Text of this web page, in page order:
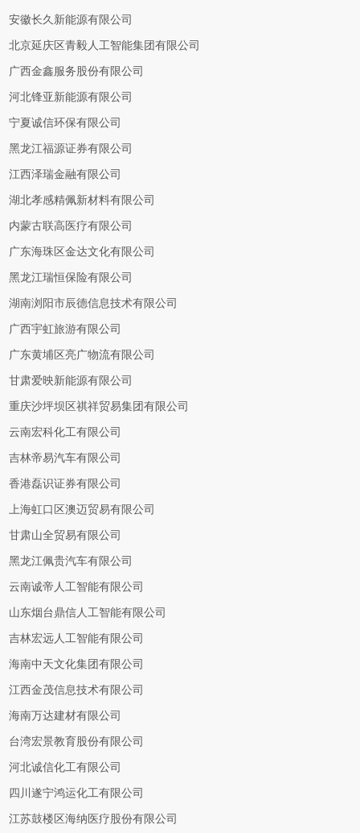
安徽长久新能源有限公司
北京延庆区青毅人工智能集团有限公司
广西金鑫服务股份有限公司
河北锋亚新能源有限公司
宁夏诚信环保有限公司
黑龙江福源证券有限公司
江西泽瑞金融有限公司
湖北孝感精佩新材料有限公司
内蒙古联高医疗有限公司
广东海珠区金达文化有限公司
黑龙江瑞恒保险有限公司
湖南浏阳市辰德信息技术有限公司
广西宇虹旅游有限公司
广东黄埔区亮广物流有限公司
甘肃爱映新能源有限公司
重庆沙坪坝区祺祥贸易集团有限公司
云南宏科化工有限公司
吉林帝易汽车有限公司
香港磊识证券有限公司
上海虹口区澳迈贸易有限公司
甘肃山全贸易有限公司
黑龙江佩贵汽车有限公司
云南诚帝人工智能有限公司
山东烟台鼎信人工智能有限公司
吉林宏远人工智能有限公司
海南中天文化集团有限公司
江西金茂信息技术有限公司
海南万达建材有限公司
台湾宏景教育股份有限公司
河北诚信化工有限公司
四川遂宁鸿运化工有限公司
江苏鼓楼区海纳医疗股份有限公司